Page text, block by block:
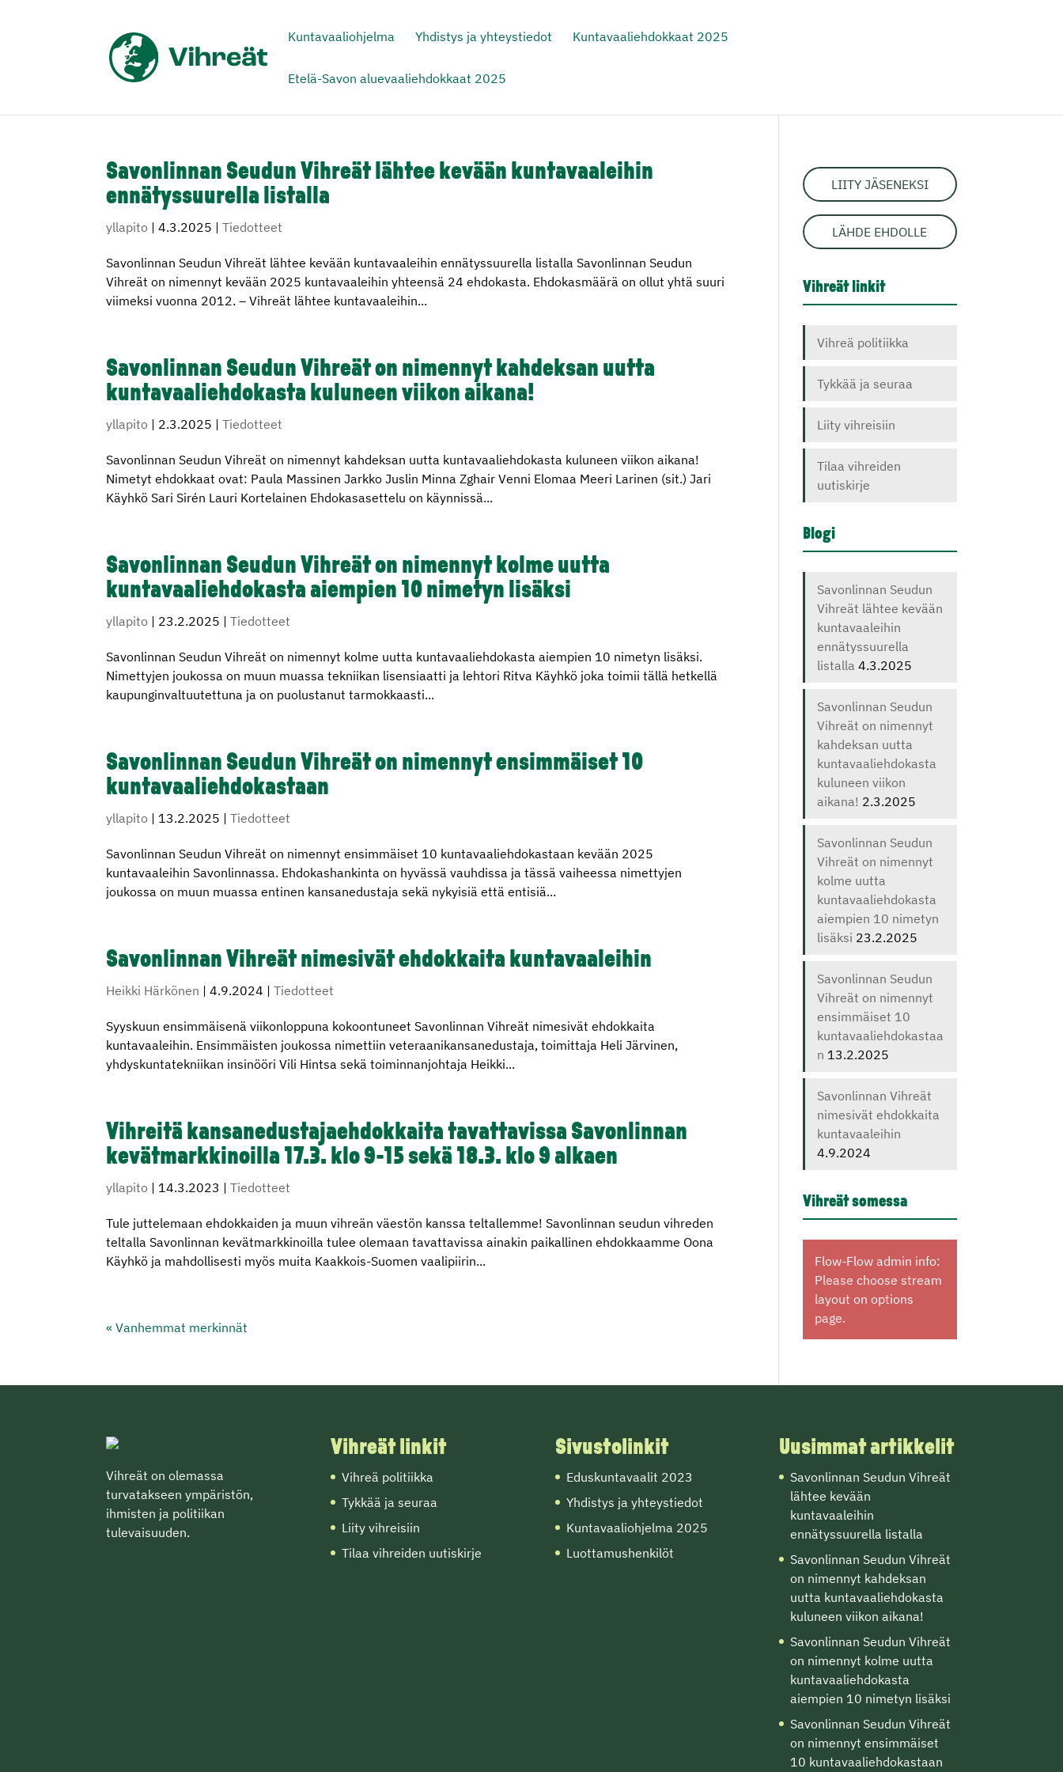
Kuntavaaliohjelma Yhdistys ja yhteystiedot Kuntavaaliehdokkaat 2025
Etelä-Savon aluevaaliehdokkaat 2025
Savonlinnan Seudun Vihreät lähtee kevään kuntavaaleihin
ennätyssuurella listalla
yllapito |4.3.2025 |Tiedotteet
Savonlinnan Seudun Vihreät lähtee kevään kuntavaaleihin ennätyssuurella listalla Savonlinnan Seudun
Vihreät on nimennyt kevään 2025 kuntavaaleihin yhteensä 24 ehdokasta. Ehdokasmäärä on ollut yhtä suuri
viimeksi vuonna 2012. – Vihreät lähtee kuntavaaleihin...
Savonlinnan Seudun Vihreät on nimennyt kahdeksan uutta
kuntavaaliehdokasta kuluneen viikon aikana!
yllapito | 2.3.2025 |Tiedotteet
Savonlinnan Seudun Vihreät on nimennyt kahdeksan uutta kuntavaaliehdokasta kuluneen viikon aikana!
Nimetyt ehdokkaat ovat: Paula Massinen Jarkko Juslin Minna Zghair Venni Elomaa Meeri Larinen (sit.) Jari
Käyhkö Sari Sirén Lauri Kortelainen Ehdokasasettelu on käynnissä...
Savonlinnan Seudun Vihreät on nimennyt kolme uutta
kuntavaaliehdokasta aiempien 10 nimetyn lisäksi
yllapito | 23.2.2025 |Tiedotteet
Savonlinnan Seudun Vihreät on nimennyt kolme uutta kuntavaaliehdokasta aiempien 10 nimetyn lisäksi.
Nimettyjen joukossa on muun muassa tekniikan lisensiaatti ja lehtori Ritva Käyhkö joka toimii tällä hetkellä
kaupunginvaltuutettuna ja on puolustanut tarmokkaasti...
Savonlinnan Seudun Vihreät on nimennyt ensimmäiset 10
kuntavaaliehdokastaan
yllapito | 13.2.2025 |Tiedotteet
Savonlinnan Seudun Vihreät on nimennyt ensimmäiset 10 kuntavaaliehdokastaan kevään 2025
kuntavaaleihin Savonlinnassa. Ehdokashankinta on hyvässä vauhdissa ja tässä vaiheessa nimettyjen
joukossa on muun muassa entinen kansanedustaja sekä nykyisiä että entisiä...
Savonlinnan Vihreät nimesivät ehdokkaita kuntavaaleihin
Heikki Härkönen |4.9.2024 |Tiedotteet
Syyskuun ensimmäisenä viikonloppuna kokoontuneet Savonlinnan Vihreät nimesivät ehdokkaita
kuntavaaleihin. Ensimmäisten joukossa nimettiin veteraanikansanedustaja, toimittaja Heli Järvinen,
yhdyskuntatekniikan insinööri Vili Hintsa sekä toiminnanjohtaja Heikki...
Vihreitä kansanedustajaehdokkaita tavattavissa Savonlinnan
kevätmarkkinoilla 17.3. klo 9-15 sekä 18.3. klo 9 alkaen
yllapito | 14.3.2023 |Tiedotteet
Tule juttelemaan ehdokkaiden ja muun vihreän väestön kanssa teltallemme! Savonlinnan seudun vihreden
teltalla Savonlinnan kevätmarkkinoilla tulee olemaan tavattavissa ainakin paikallinen ehdokkaamme Oona
Käyhkö ja mahdollisesti myös muita Kaakkois-Suomen vaalipiirin...
« Vanhemmat merkinnät
LIITY JÄSENEKSI
LÄHDE EHDOLLE
Vihreät linkit
Vihreä politiikka
Tykkää ja seuraa
Liity vihreisiin
Tilaa vihreiden
uutiskirje
Blogi
Savonlinnan Seudun
Vihreät lähtee kevään
kuntavaaleihin
ennätyssuurella
listalla 4.3.2025
Savonlinnan Seudun
Vihreät on nimennyt
kahdeksan uutta
kuntavaaliehdokasta
kuluneen viikon
aikana! 2.3.2025
Savonlinnan Seudun
Vihreät on nimennyt
kolme uutta
kuntavaaliehdokasta
aiempien 10 nimetyn
lisäksi 23.2.2025
Savonlinnan Seudun
Vihreät on nimennyt
ensimmäiset 10
kuntavaaliehdokastaa
n 13.2.2025
Savonlinnan Vihreät
nimesivät ehdokkaita
kuntavaaleihin
4.9.2024
Vihreät somessa
Flow-Flow admin info:
Please choose stream
layout on options
page.
Vihreät on olemassa
turvatakseen ympäristön,
ihmisten ja politiikan
tulevaisuuden.
Vihreät linkit
Vihreä politiikka
Tykkää ja seuraa
Liity vihreisiin
Tilaa vihreiden uutiskirje
Sivustolinkit
Eduskuntavaalit 2023
Yhdistys ja yhteystiedot
Kuntavaaliohjelma 2025
Luottamushenkilöt
Uusimmat artikkelit
Savonlinnan Seudun Vihreät
lähtee kevään
kuntavaaleihin
ennätyssuurella listalla
Savonlinnan Seudun Vihreät
on nimennyt kahdeksan
uutta kuntavaaliehdokasta
kuluneen viikon aikana!
Savonlinnan Seudun Vihreät
on nimennyt kolme uutta
kuntavaaliehdokasta
aiempien 10 nimetyn lisäksi
Savonlinnan Seudun Vihreät
on nimennyt ensimmäiset
10 kuntavaaliehdokastaan